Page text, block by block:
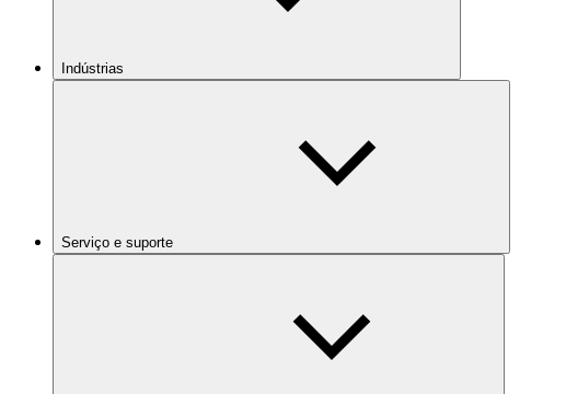
Indústrias
Serviço e suporte